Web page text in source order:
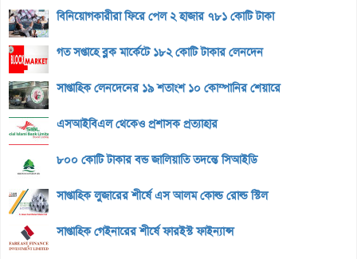
বিনিয়োগকারীরা ফিরে পেল ২ হাজার ৭৮১ কোটি টাকা
গত সপ্তাহে ব্লক মার্কেটে ১৮২ কোটি টাকার লেনদেন
সাপ্তাহিক লেনদেনের ১৯ শতাংশ ১০ কোম্পানির শেয়ারে
এসআইবিএল থেকেও প্রশাসক প্রত্যাহার
৮০০ কোটি টাকার বন্ড জালিয়াতি তদন্তে সিআইডি
সাপ্তাহিক লুজারের শীর্ষে এস আলম কোল্ড রোল্ড স্টিল
সাপ্তাহিক গেইনারের শীর্ষে ফারইস্ট ফাইন্যান্স